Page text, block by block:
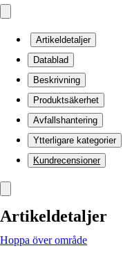
Artikeldetaljer
Datablad
Beskrivning
Produktsäkerhet
Avfallshantering
Ytterligare kategorier
Kundrecensioner
Artikeldetaljer
Hoppa över område